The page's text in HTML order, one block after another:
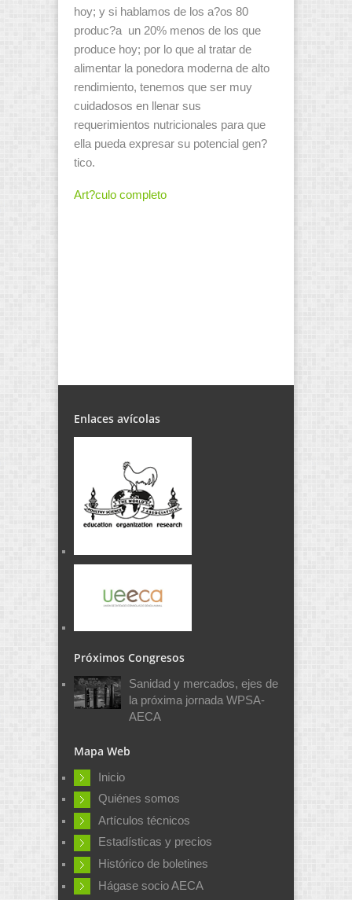
hoy; y si hablamos de los a?os 80
produc?a un 20% menos de los que
produce hoy; por lo que al tratar de
alimentar la ponedora moderna de alto
rendimiento, tenemos que ser muy
cuidadosos en llenar sus
requerimientos nutricionales para que
ella pueda expresar su potencial gen?
tico.
Art?culo completo
Enlaces avícolas
Próximos Congresos
Sanidad y mercados, ejes de
la próxima jornada WPSA-
AECA
Mapa Web
Inicio
Quiénes somos
Artículos técnicos
Estadísticas y precios
Histórico de boletines
Hágase socio AECA